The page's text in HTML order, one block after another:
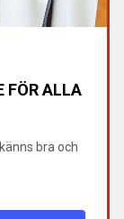
FÖR ALLA
bra och